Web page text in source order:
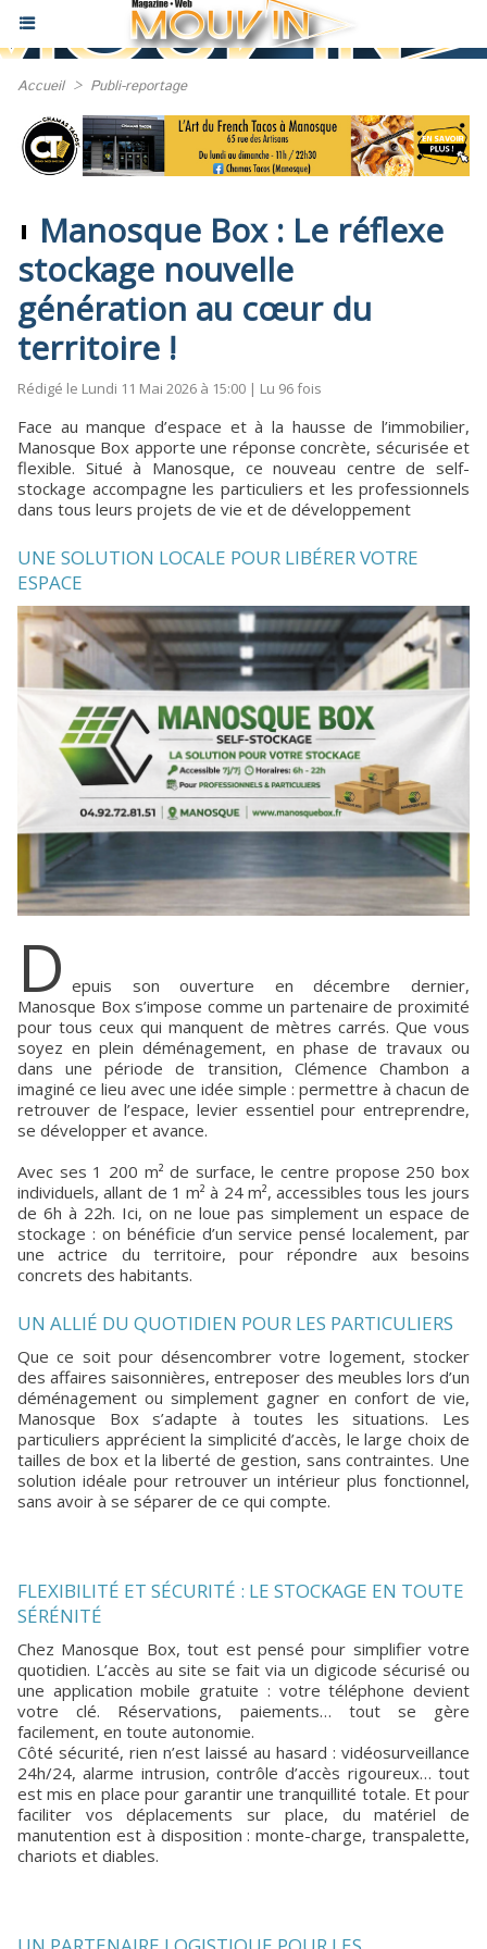
Accueil > Publi-reportage
Manosque Box : Le réflexe
stockage nouvelle
génération au cœur du
territoire !
Rédigé le Lundi 11 Mai 2026 à 15:00 | Lu 96 fois
Face au manque d’espace et à la hausse de l’immobilier,
Manosque Box apporte une réponse concrète, sécurisée et
flexible. Situé à Manosque, ce nouveau centre de self-
stockage accompagne les particuliers et les professionnels
dans tous leurs projets de vie et de développement
UNE SOLUTION LOCALE POUR LIBÉRER VOTRE
ESPACE
D epuis son ouverture en décembre dernier,
Manosque Box s’impose comme un partenaire de proximité
pour tous ceux qui manquent de mètres carrés. Que vous
soyez en plein déménagement, en phase de travaux ou
dans une période de transition, Clémence Chambon a
imaginé ce lieu avec une idée simple : permettre à chacun de
retrouver de l’espace, levier essentiel pour entreprendre,
se développer et avance.
Avec ses 1 200 m² de surface, le centre propose 250 box
individuels, allant de 1 m² à 24 m², accessibles tous les jours
de 6h à 22h. Ici, on ne loue pas simplement un espace de
stockage : on bénéficie d’un service pensé localement, par
une actrice du territoire, pour répondre aux besoins
concrets des habitants.
UN ALLIÉ DU QUOTIDIEN POUR LES PARTICULIERS
Que ce soit pour désencombrer votre logement, stocker
des affaires saisonnières, entreposer des meubles lors d’un
déménagement ou simplement gagner en confort de vie,
Manosque Box s’adapte à toutes les situations. Les
particuliers apprécient la simplicité d’accès, le large choix de
tailles de box et la liberté de gestion, sans contraintes. Une
solution idéale pour retrouver un intérieur plus fonctionnel,
sans avoir à se séparer de ce qui compte.
FLEXIBILITÉ ET SÉCURITÉ : LE STOCKAGE EN TOUTE
SÉRÉNITÉ
Chez Manosque Box, tout est pensé pour simplifier votre
quotidien. L’accès au site se fait via un digicode sécurisé ou
une application mobile gratuite : votre téléphone devient
votre clé. Réservations, paiements… tout se gère
facilement, en toute autonomie.
Côté sécurité, rien n’est laissé au hasard : vidéosurveillance
24h/24, alarme intrusion, contrôle d’accès rigoureux… tout
est mis en place pour garantir une tranquillité totale. Et pour
faciliter vos déplacements sur place, du matériel de
manutention est à disposition : monte-charge, transpalette,
chariots et diables.